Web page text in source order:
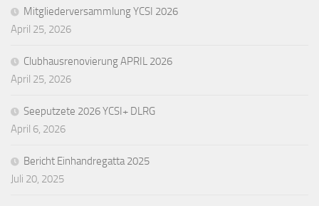
Mitgliederversammlung YCSI 2026
April 25, 2026
Clubhausrenovierung APRIL 2026
April 25, 2026
Seeputzete 2026 YCSI+ DLRG
April 6, 2026
Bericht Einhandregatta 2025
Juli 20, 2025